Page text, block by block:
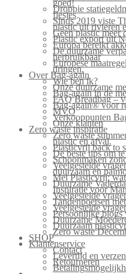
goed!
Droppie
flesjes
Sinds 2019 viste
plastic uit rivieren
Geen plastic meer
Plastic export uit
Europa bereikt
De duurzame
herbruikbaar
Europese
dringen.
Over Bag-again
Wie ben ik?
Onze duurzame
Bag-again in de
FAQ Breadbag –
Bag-again® voor
MVO
Verkooppunten
Onze klanten
Zero waste inspiratie
Zero waste
plastic en afval.
Plasticvrij back to
De beste tips om
Schoonmaken
Veelgestelde
duurzaam en
Mei Plasticvrij:
Duurzame
Inspiratie voor
Veelgestelde
Tandenpoetsen
Veelgestelde
Persoonlijke blogs
Duurzame
Duurzaam
Zero waste
SHOP
Klantenservice
Contact
Levertijd en
Retourneren